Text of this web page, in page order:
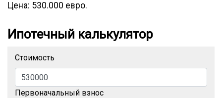
Цена: 530.000 евро.
Ипотечный калькулятор
Стоимость
Первоначальный взнос